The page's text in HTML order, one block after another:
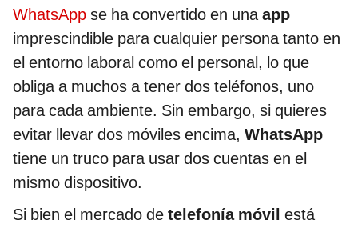
WhatsApp se ha convertido en unaapp
imprescindible para cualquier persona tanto en
el entorno laboral como el personal, lo que
obliga a muchos a tener dos teléfonos, uno
para cada ambiente. Sin embargo, si quieres
evitar llevar dos móviles encima, WhatsApp
tiene un truco para usar dos cuentas en el
mismo dispositivo.
Si bien el mercado de telefonía móvil está